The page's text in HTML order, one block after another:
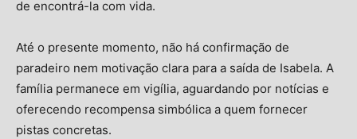
de encontrá-la com vida.
Até o presente momento, não há confirmação de
paradeiro nem motivação clara para a saída de Isabela. A
família permanece em vigília, aguardando por notícias e
oferecendo recompensa simbólica a quem fornecer
pistas concretas.